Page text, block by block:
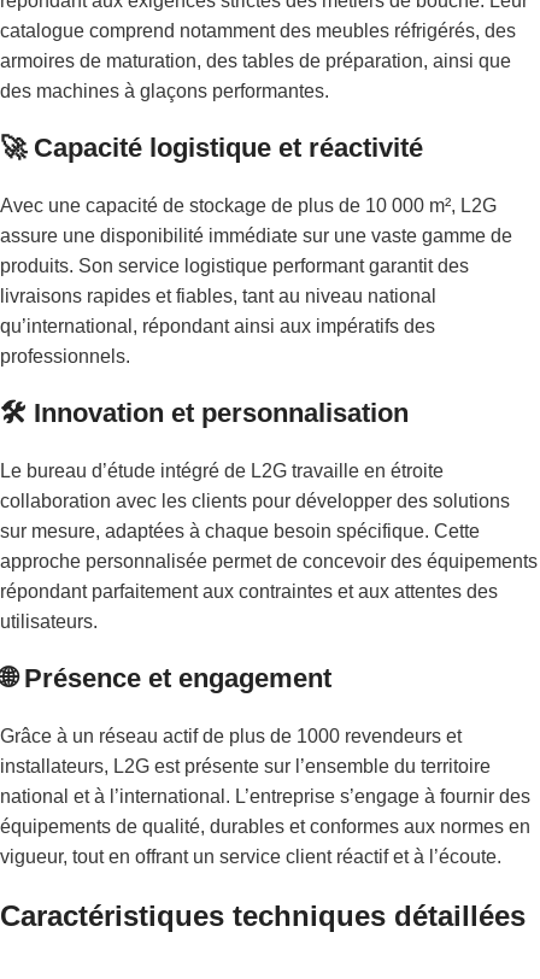
catalogue comprend notamment des meubles réfrigérés, des
armoires de maturation, des tables de préparation, ainsi que
des machines à glaçons performantes.
🚀 Capacité logistique et réactivité
Avec une capacité de stockage de plus de 10 000 m², L2G
assure une disponibilité immédiate sur une vaste gamme de
produits. Son service logistique performant garantit des
livraisons rapides et fiables, tant au niveau national
qu’international, répondant ainsi aux impératifs des
professionnels.
🛠️ Innovation et personnalisation
Le bureau d’étude intégré de L2G travaille en étroite
collaboration avec les clients pour développer des solutions
sur mesure, adaptées à chaque besoin spécifique. Cette
approche personnalisée permet de concevoir des équipements
répondant parfaitement aux contraintes et aux attentes des
utilisateurs.
🌐 Présence et engagement
Grâce à un réseau actif de plus de 1000 revendeurs et
installateurs, L2G est présente sur l’ensemble du territoire
national et à l’international. L’entreprise s’engage à fournir des
équipements de qualité, durables et conformes aux normes en
vigueur, tout en offrant un service client réactif et à l’écoute.
Caractéristiques techniques détaillées